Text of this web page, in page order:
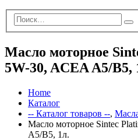
Масло моторное
5W-30, ACEA A5/B5,
Home
Каталог
-- Каталог товаров --,
Масло моторное Sintec
A5/B5, 1л.